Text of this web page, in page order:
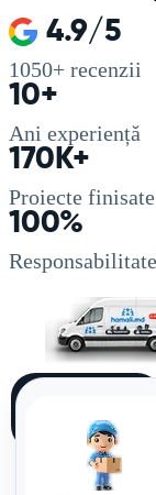
4.9/5
1050+ recenzii
10+
Ani experiență
170K+
Proiecte finisate
100%
Responsabilitate
singur